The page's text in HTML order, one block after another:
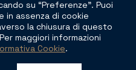
su “Preferenze”. Puoi
in assenza di cookie
la chiusura di questo
maggiori informazioni
Cookie.